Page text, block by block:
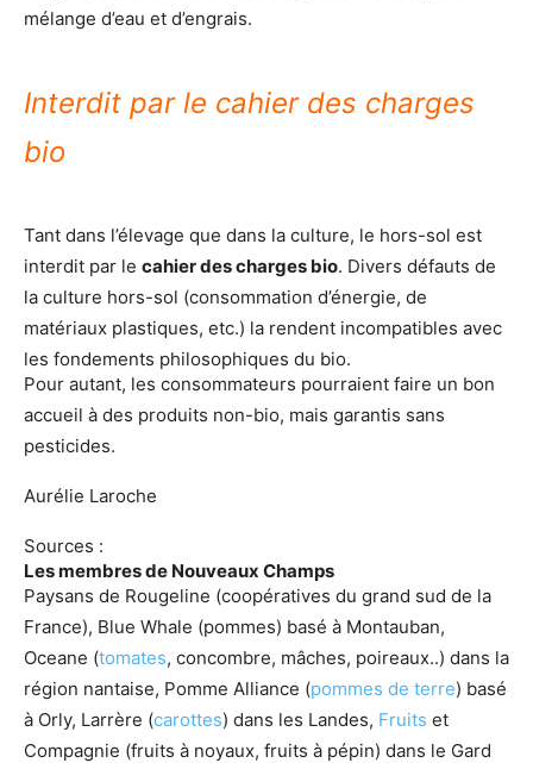
mélange d’eau et d’engrais.
Interdit par le cahier des charges
bio
Tant dans l’élevage que dans la culture, le hors-sol est
interdit par le cahier des charges bio. Divers défauts de
la culture hors-sol (consommation d’énergie, de
matériaux plastiques, etc.) la rendent incompatibles avec
les fondements philosophiques du bio.
Pour autant, les consommateurs pourraient faire un bon
accueil à des produits non-bio, mais garantis sans
pesticides.
Aurélie Laroche
Sources :
Les membres de Nouveaux Champs
Paysans de Rougeline (coopératives du grand sud de la
France), Blue Whale (pommes) basé à Montauban,
Oceane (tomates, concombre, mâches, poireaux..) dans la
région nantaise, Pomme Alliance (pommes de terre) basé
à Orly, Larrère (carottes) dans les Landes, Fruits et
Compagnie (fruits à noyaux, fruits à pépin) dans le Gard